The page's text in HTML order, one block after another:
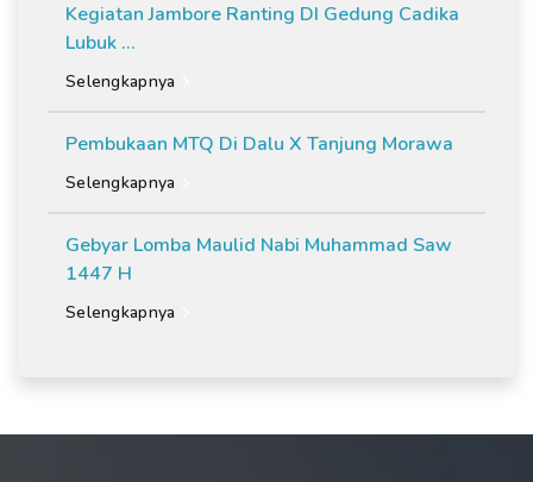
Kegiatan Jambore Ranting DI Gedung Cadika
Lubuk ...
Selengkapnya
Pembukaan MTQ Di Dalu X Tanjung Morawa
Selengkapnya
Gebyar Lomba Maulid Nabi Muhammad Saw
1447 H
Selengkapnya